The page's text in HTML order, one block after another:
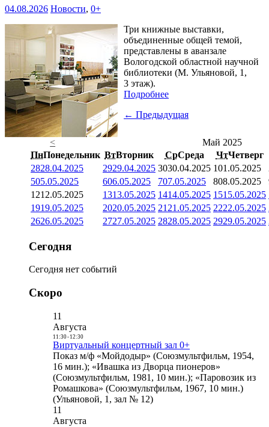
04.08.2026 Новости, 0+
Три книжные выставки,
объединенные общей темой,
представлены в аванзале
Вологодской областной научной
библиотеки (М. Ульяновой, 1,
3 этаж).
Подробнее
← Предыдущая
<
Май 2025
ПнПонедельник ВтВторник СрСреда ЧтЧетверг
2828.04.2025 2929.04.2025 3030.04.2025 101.05.2025
505.05.2025 606.05.2025 707.05.2025 808.05.2025
1212.05.2025 1313.05.2025 1414.05.2025 1515.05.2025
1919.05.2025 2020.05.2025 21 21.05.2025 2222.05.2025
2626.05.2025 2727.05.2025 2828.05.2025 2929.05.2025
Сегодня
Сегодня нет событий
Скоро
11
Августа
11:30- 12:30
Виртуальный концертный зал 0+
Показ м/ф «Мойдодыр» (Союзмультфильм, 1954,
16 мин.); «Ивашка из Дворца пионеров»
(Союзмультфильм, 1981, 10 мин.); «Паровозик из
Ромашкова» (Союзмультфильм, 1967, 10 мин.)
(Ульяновой, 1, зал № 12)
11
Августа